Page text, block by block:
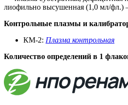
лиофильно высушенная (1,0 мл/фл.)
Контрольные плазмы и
КМ-2: Плазма контрольная
Количество определений в 1